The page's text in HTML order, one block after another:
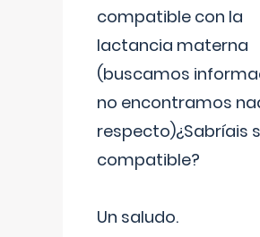
compatible con la
lactancia materna
(buscamos
no encontramos
respecto)¿Sabríais
compatible?
Un saludo.